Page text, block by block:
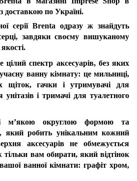
доставкою по Україні.
серії Brenta одразу ж знайдуть
завдяки своєму вишуканому
спектр аксесуарів, без яких
ванну кімнату: це мильниці,
щіток, гачки і утримувачі для
і тримачі для туалетного
м’якою округлою формою та
який робить унікальним кожний
аксесуарів не обмежується
вам обирати, який відтінок
ванної кімнати: графіт хром,